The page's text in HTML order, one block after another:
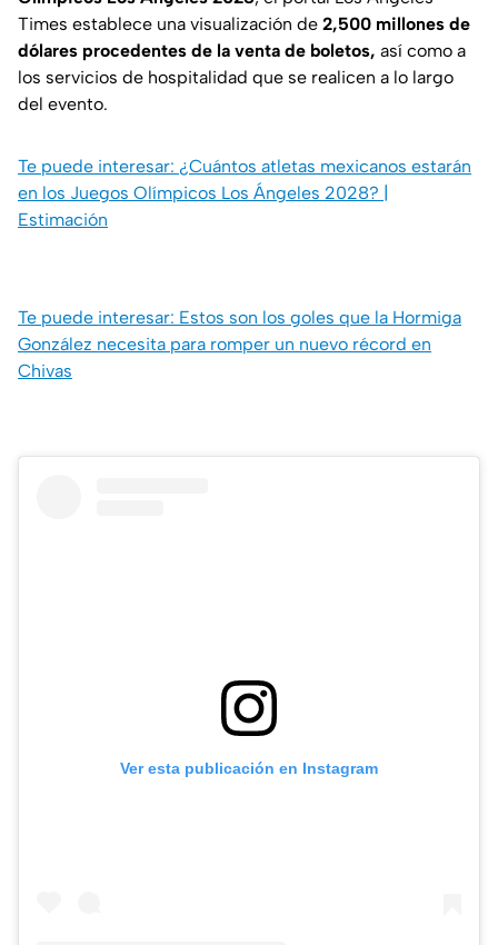
Times establece una visualización de 2,500 millones de
dólares procedentes de la venta de boletos, así como a
los servicios de hospitalidad que se realicen a lo largo
del evento.
Te puede interesar: ¿Cuántos atletas mexicanos estarán
en los Juegos Olímpicos Los Ángeles 2028? |
Estimación
Te puede interesar: Estos son los goles que la Hormiga
González necesita para romper un nuevo récord en
Chivas
Ver esta publicación en Instagram